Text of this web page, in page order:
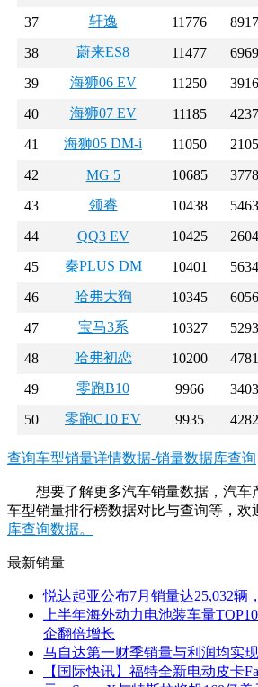
37
轩逸 11776
38
蔚来ES8 11477
39
海狮06 EV 11250
40
海狮07 EV 11185
41
海狮05 DM-i 11050
42
MG 5 10685
43
领睿 10438
44
QQ3 EV 10425
45
秦PLUS DM 10401
46
哈弗大狗 10345
47
宝马3系 10327
48
哈弗初恋 10200
49
零跑B10 9966
50
零跑C10 EV 9935
查询车型销量详情数据-销量数据库查询
想要了解更多汽车销量数据，汽车
车型销量排行榜数据对比与查询等，欢
库查询数据。
最新销量
悦达起亚公布7月销量达25,032辆
上半年海外动力电池装车量
企翻倍增长
马自达第一财季销量与利润均实
【国际快讯】福特全新电动皮卡